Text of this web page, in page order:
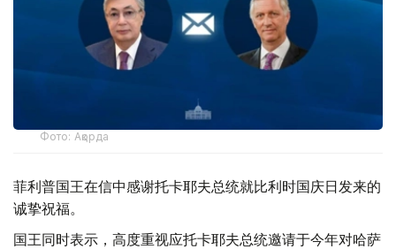
Фото: Ақорда
菲利普国王在信中感谢托卡耶夫总统就比利时国庆日发来的
诚挚祝福。
国王同时表示，高度重视应托卡耶夫总统邀请于今年对哈萨